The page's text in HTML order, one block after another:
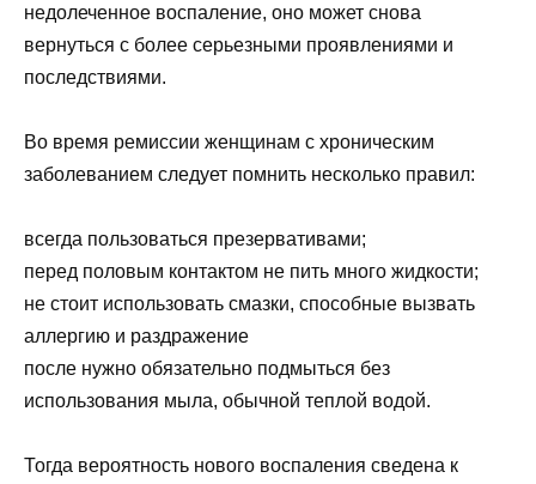
недолеченное воспаление, оно может снова
вернуться с более серьезными проявлениями и
последствиями.
Во время ремиссии женщинам с хроническим
заболеванием следует помнить несколько правил:
всегда пользоваться презервативами;
перед половым контактом не пить много жидкости;
не стоит использовать смазки, способные вызвать
аллергию и раздражение
после нужно обязательно подмыться без
использования мыла, обычной теплой водой.
Тогда вероятность нового воспаления сведена к